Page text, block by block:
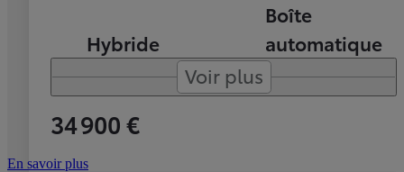
Hybride
Boîte
automatique
Voir plus
34 900 €
En savoir plus